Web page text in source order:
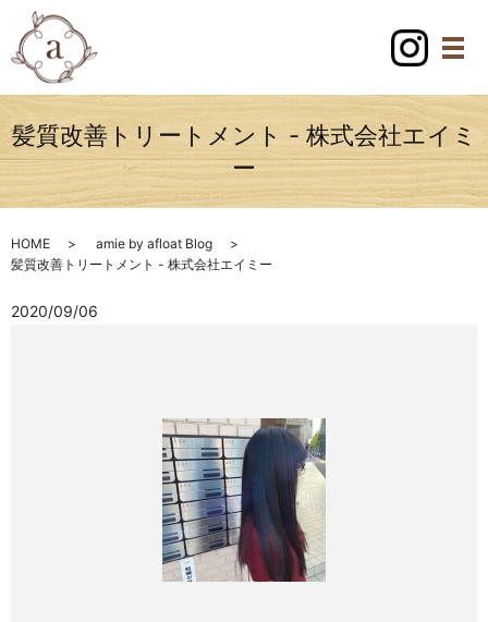
髪質改善トリートメント - 株式会社エイミ
ー
HOME
amie by afloat Blog
髪質改善トリートメント - 株式会社エイミー
2020/09/06